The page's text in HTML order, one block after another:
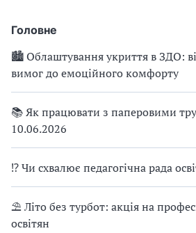
Головне
🏙 Облаштування укриття в ЗДО:
вимог до емоційного комфорту
📚 Як працювати з паперовими
10.06.2026
⁉ Чи схвалює педагогічна рада
⛱ Літо без турбот: акція на
освітян